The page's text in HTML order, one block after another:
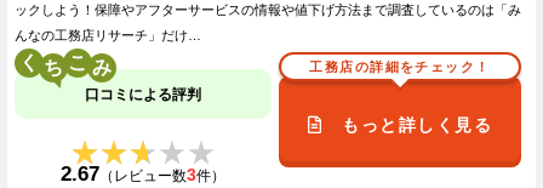
ックしよう！保障やアフターサービスの情報や値下げ方法まで調査しているのは「み
んなの工務店リサーチ」だけ…
く こ
口コミによる評判
★★★★★
★★★★★
2.67 （レビュー数3件）
工務店の詳細をチェック！
もっと詳しく見る